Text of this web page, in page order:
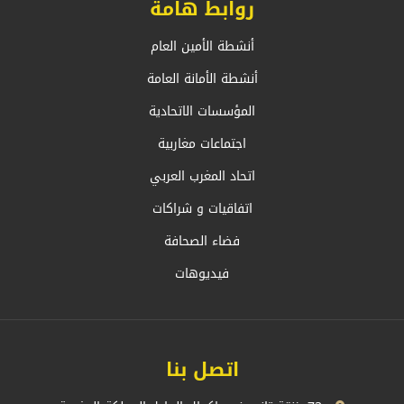
روابط هامة
أنشطة الأمين العام
أنشطة الأمانة العامة
المؤسسات الاتحادية
اجتماعات مغاربية
اتحاد المغرب العربي
اتفاقيات و شراكات
فضاء الصحافة
فيديوهات
اتصل بنا